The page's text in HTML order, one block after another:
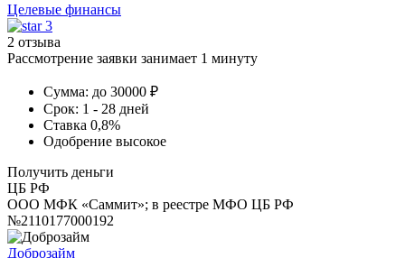
Целевые финансы
3
2 отзыва
Рассмотрение заявки занимает 1 минуту
Сумма: до 30000 ₽
Срок: 1 - 28 дней
Ставка 0,8%
Одобрение высокое
Получить деньги
ЦБ РФ
ООО МФК «Саммит»; в реестре МФО ЦБ РФ
№2110177000192
Доброзайм